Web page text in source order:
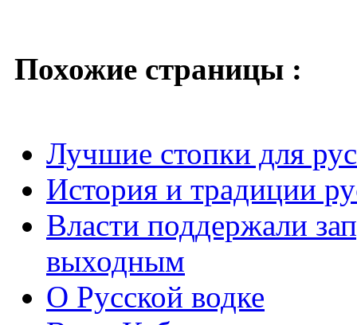
Похожие страницы :
Лучшие стопки для
История и традиции
Власти поддержали
выходным
О Русской водке